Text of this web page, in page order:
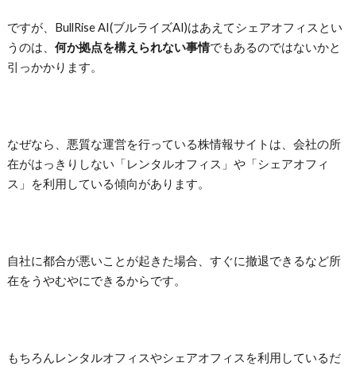
ですが、BullRise AI(ブルライズAI)はあえてシェアオフィスとい
うのは、 何か拠点を構えられない事情でもあるのではないかと
引っかかります。
なぜなら、悪質な運営を行っている株情報サイトは、会社の所
在がはっきりしない「レンタルオフィス」や「シェアオフィ
ス」を利用している傾向があります。
自社に都合が悪いことが起きた場合、すぐに撤退できるなど所
在をうやむやにできるからです。
もちろんレンタルオフィスやシェアオフィスを利用しているだ